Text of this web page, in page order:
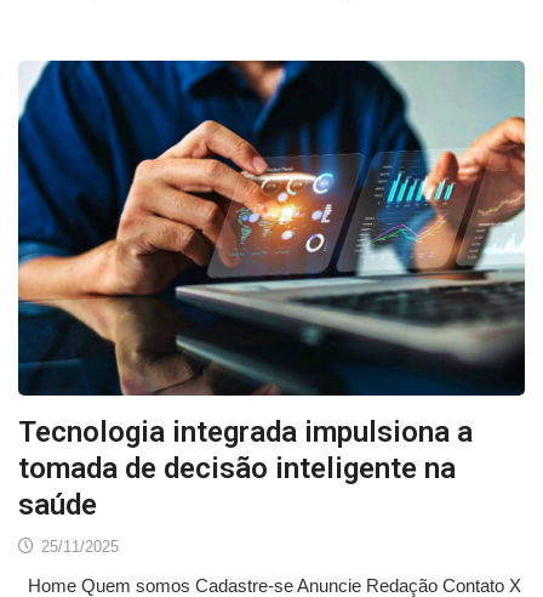
Tecnologia integrada impulsiona a
tomada de decisão inteligente na
saúde
25/11/2025
Home Quem somos Cadastre-se Anuncie Redação Contato X